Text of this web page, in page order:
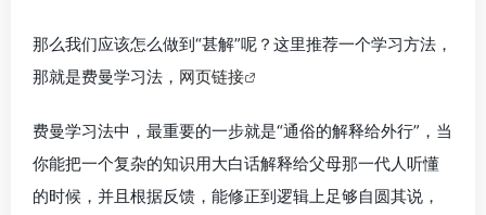
那么我们应该怎么做到“甚解”呢？这里推荐一个学习方法，
那就是费曼学习法， 网页链接
费曼学习法中，最重要的一步就是“通俗的解释给外行”，当
你能把一个复杂的知识用大白话解释给父母那一代人听懂
的时候，并且根据反馈，能修正到逻辑上足够自圆其说，